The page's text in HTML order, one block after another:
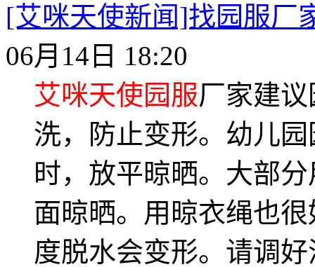
[艾咪天使新闻]找园服厂
06月14日 18:20
艾咪天使园服厂家建
洗，防止变形。幼儿
时，放平晾晒。大部
面晾晒。用晾衣绳也
度脱水会变形。请调